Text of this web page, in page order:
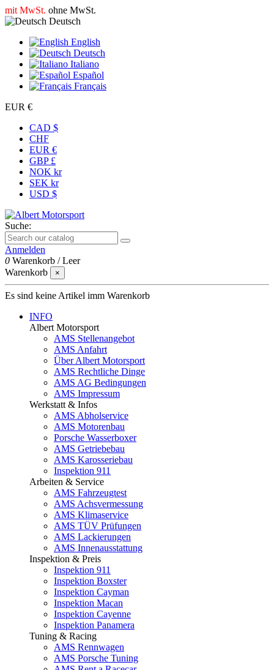
mit MwSt. ohne MwSt.
Deutsch
English
Deutsch
Italiano
Español
Français
EUR €
CAD $
CHF
EUR €
GBP £
NOK kr
SEK kr
USD $
Suche:
Anmelden
0 Warenkorb /Leer
Warenkorb
×
Es sind keine Artikel imm Warenkorb
INFO
Albert Motorsport
AMS Stellenangebot
AMS Anfahrt
Über Albert Motorsport
AMS Rechtliche Dinge
AMS AG Bedingungen
AMS Impressum
Werkstatt & Infos
AMS Abholservice
AMS Motorenbau
Porsche Wasserboxer
AMS Getriebebau
AMS Karosseriebau
Inspektion 911
Arbeiten & Service
AMS Fahrzeugtest
AMS Achsvermessung
AMS Klimaservice
AMS TÜV Prüfungen
AMS Lackierungen
AMS Innenausstattung
Inspektion & Preis
Inspektion 911
Inspektion Boxster
Inspektion Cayman
Inspektion Macan
Inspektion Cayenne
Inspektion Panamera
Tuning & Racing
AMS Rennwagen
AMS Porsche Tuning